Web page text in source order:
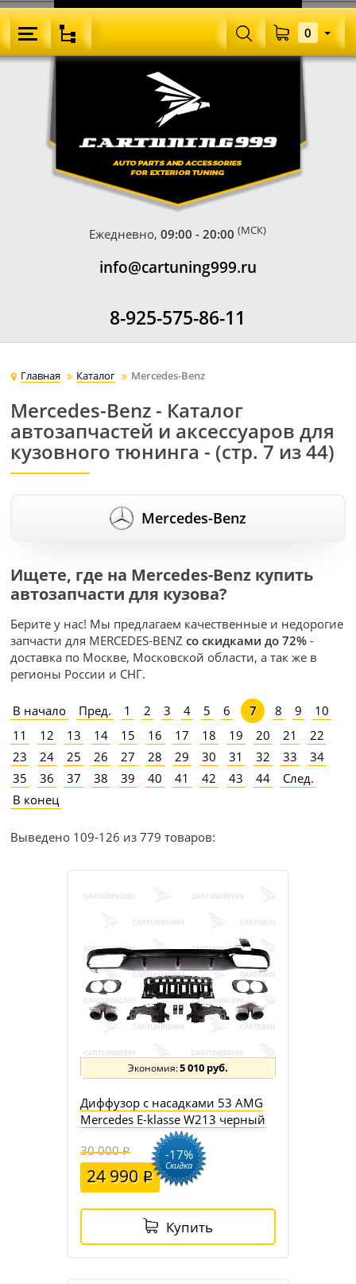
Ежедневно,09:00 - 20:00 (МСК)
info@cartuning999.ru
8-925-575-86-11
0
Главная Каталог Mercedes-Benz
Mercedes-Benz - Каталог
автозапчастей и аксессуаров для
кузовного тюнинга - (стр. 7 из 44)
Mercedes-Benz
Ищете, где на Mercedes-Benz купить
автозапчасти для кузова?
Берите у нас! Мы предлагаем качественные и недорогие
запчасти для MERCEDES-BENZсо скидками до 72% -
доставка по Москве, Московской области, а так же в
регионы России и СНГ.
В начало Пред. 1 2 3 4 5 6 7 8 9
10
11
12 13 14 15 16 17 18 19 20 21
22
23
24 25 26 27 28 29 30 31 32 33
34
35
36 37 38 39 40 41 42 43 44
След.
В конец
Выведено 109-126 из 779 товаров:
5 010 руб.
Диффузор с насадками 53 AMG
Mercedes E-klasse W213 черный
30 000
24 990
-17%
Скидка
Купить